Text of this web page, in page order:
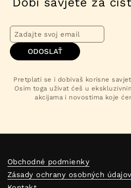
Timeless Elegance
uljem
Od €18,00
Od